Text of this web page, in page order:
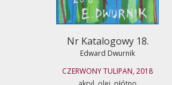
Nr Katalogowy 18.
Edward Dwurnik
CZERWONY TULIPAN, 2018